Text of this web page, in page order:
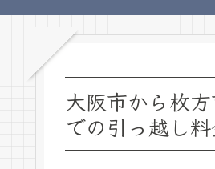
大阪市から枚
での引っ越し